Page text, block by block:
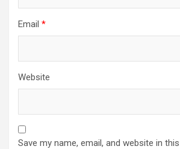
Email *
Website
Save my name, email, and website in